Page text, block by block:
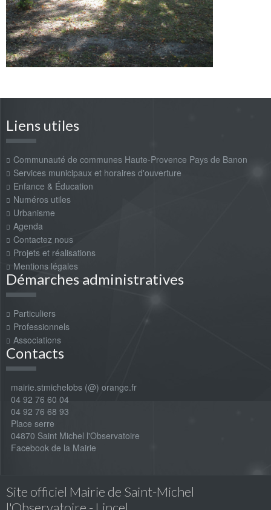
Liens utiles
Communauté de communes Haute-Provence Pays de Banon
Services municipaux et horaires d'ouverture
Enfance & Éducation
Numéros utiles
Urbanisme
Agenda
Contactez nous
Projets et réalisations
Mentions légales
Démarches administratives
Particuliers
Professionnels
Associations
Contacts
mairie.stmichelobs (@) orange.fr
04 92 76 60 04
04 92 76 68 93
Place serre
04870 Saint Michel l'Observatoire
Facebook de la Mairie
Site officiel Mairie de Saint-Michel